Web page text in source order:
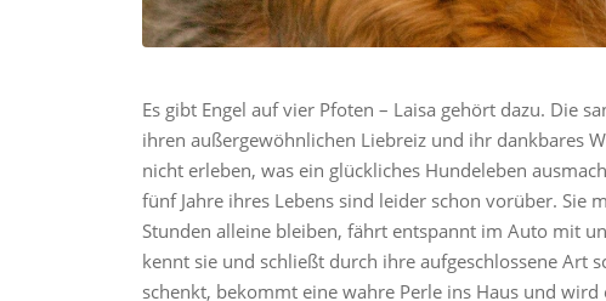
Es gibt Engel auf vier Pfoten – Laisa gehört dazu. Die
ihren außergewöhnlichen Liebreiz und ihr dankbares
nicht erleben, was ein glückliches Hundeleben
fünf Jahre ihres Lebens sind leider schon vorüber. Sie
Stunden alleine bleiben, fährt entspannt im Auto mit
kennt sie und schließt durch ihre aufgeschlossene Art
schenkt, bekommt eine wahre Perle ins Haus und